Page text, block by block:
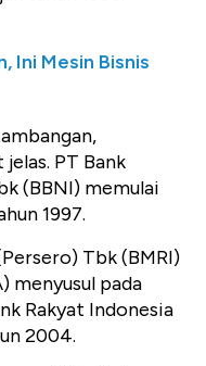
Ini Mesin Bisnis
PT Bank
(BBNI) memulai
1997.
Tbk (BMRI)
menyusul pada
Rakyat Indonesia
2004.